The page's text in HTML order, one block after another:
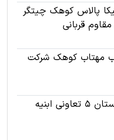
رونیکا پالاس کوهک چیتگر
مهتاب کوهک شرکت
پیش فروش پروژه نارنجستان 5 تعاونی ابنیه